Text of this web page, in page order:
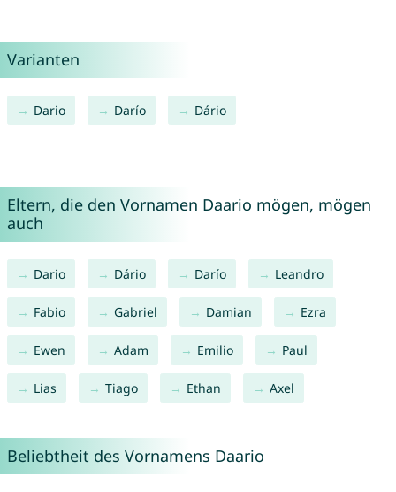
Varianten
Dario Darío Dário
Eltern, die den Vornamen Daario mögen, mögen
auch
Dario Dário Darío Leandro
Fabio Gabriel Damian Ezra
Ewen Adam Emilio Paul
Lias Tiago Ethan Axel
Beliebtheit des Vornamens Daario